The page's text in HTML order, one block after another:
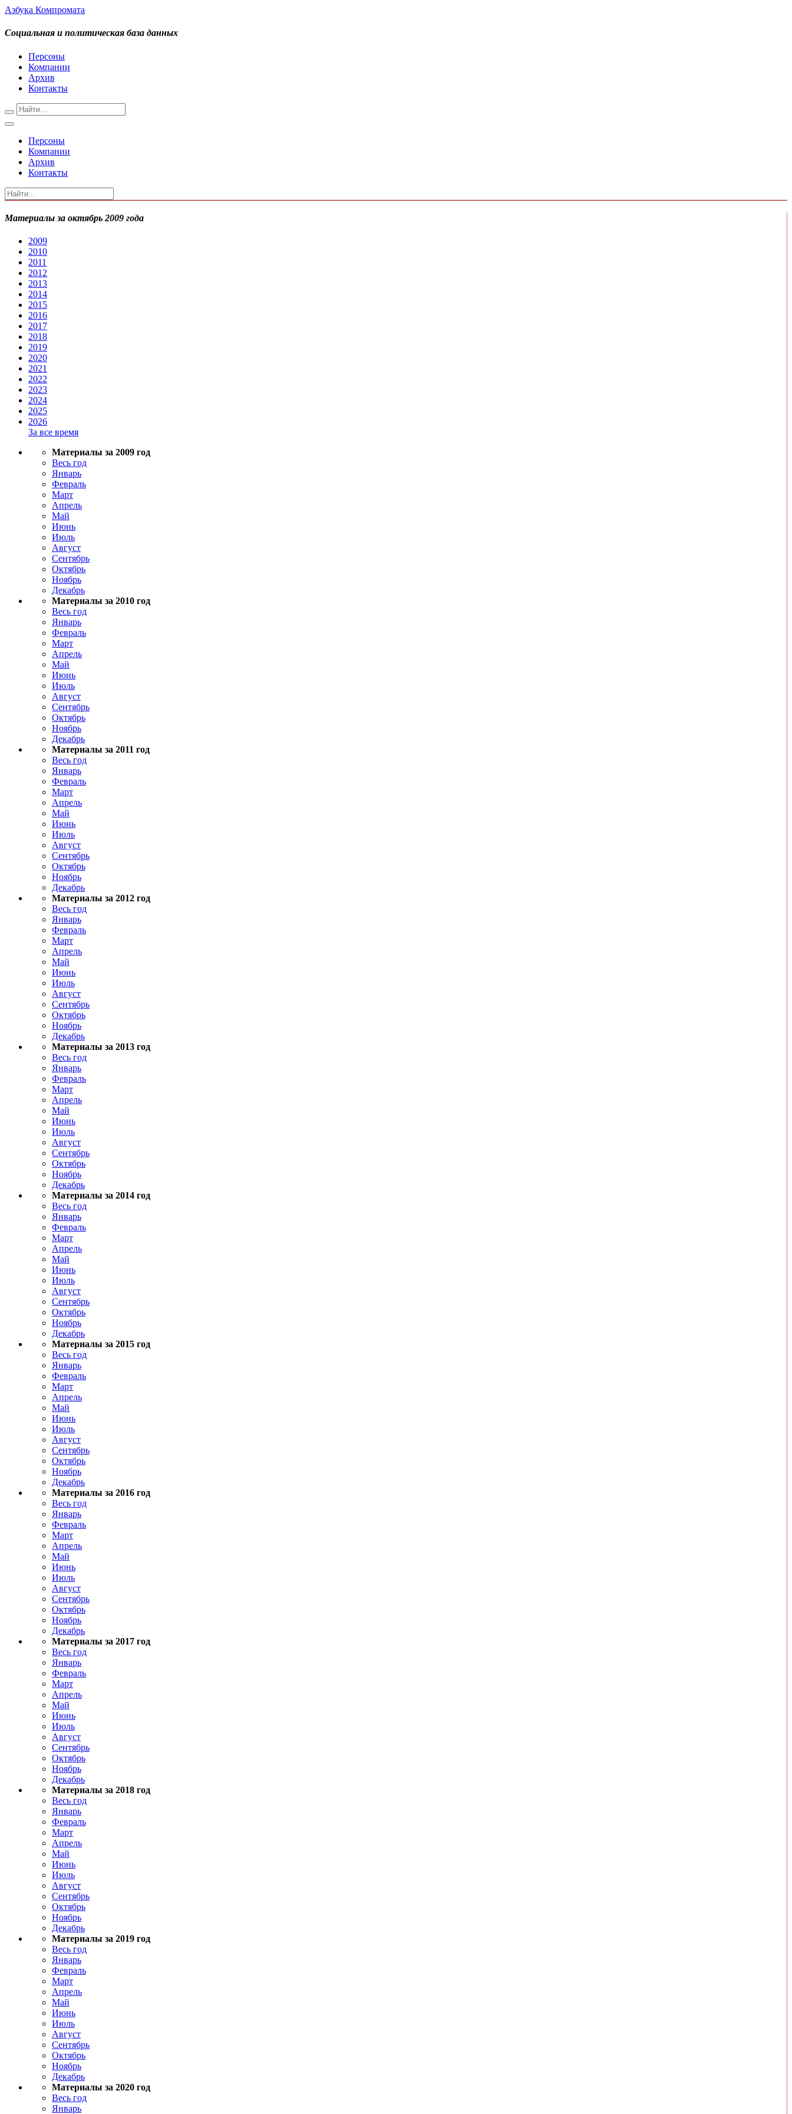
Азбука Компромата
Социальная и политическая база данных
Персоны
Компании
Архив
Контакты
Персоны
Компании
Архив
Контакты
Материалы за октябрь 2009 года
2009
2010
2011
2012
2013
2014
2015
2016
2017
2018
2019
2020
2021
2022
2023
2024
2025
2026
За все время
Материалы за 2009 год
Весь год
Январь
Февраль
Март
Апрель
Май
Июнь
Июль
Август
Сентябрь
Октябрь
Ноябрь
Декабрь
Материалы за 2010 год
Весь год
Январь
Февраль
Март
Апрель
Май
Июнь
Июль
Август
Сентябрь
Октябрь
Ноябрь
Декабрь
Материалы за 2011 год
Весь год
Январь
Февраль
Март
Апрель
Май
Июнь
Июль
Август
Сентябрь
Октябрь
Ноябрь
Декабрь
Материалы за 2012 год
Весь год
Январь
Февраль
Март
Апрель
Май
Июнь
Июль
Август
Сентябрь
Октябрь
Ноябрь
Декабрь
Материалы за 2013 год
Весь год
Январь
Февраль
Март
Апрель
Май
Июнь
Июль
Август
Сентябрь
Октябрь
Ноябрь
Декабрь
Материалы за 2014 год
Весь год
Январь
Февраль
Март
Апрель
Май
Июнь
Июль
Август
Сентябрь
Октябрь
Ноябрь
Декабрь
Материалы за 2015 год
Весь год
Январь
Февраль
Март
Апрель
Май
Июнь
Июль
Август
Сентябрь
Октябрь
Ноябрь
Декабрь
Материалы за 2016 год
Весь год
Январь
Февраль
Март
Апрель
Май
Июнь
Июль
Август
Сентябрь
Октябрь
Ноябрь
Декабрь
Материалы за 2017 год
Весь год
Январь
Февраль
Март
Апрель
Май
Июнь
Июль
Август
Сентябрь
Октябрь
Ноябрь
Декабрь
Материалы за 2018 год
Весь год
Январь
Февраль
Март
Апрель
Май
Июнь
Июль
Август
Сентябрь
Октябрь
Ноябрь
Декабрь
Материалы за 2019 год
Весь год
Январь
Февраль
Март
Апрель
Май
Июнь
Июль
Август
Сентябрь
Октябрь
Ноябрь
Декабрь
Материалы за 2020 год
Весь год
Январь